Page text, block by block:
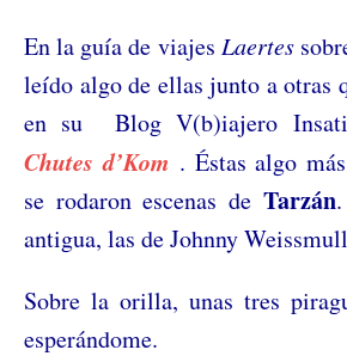
En la guía de viajes Laertes
leído algo de ellas junto a otras
en su Blog V(b)iajero
Chutes d’Kom . Éstas algo
se rodaron escenas de Tarzán
antigua, las de Johnny
Sobre la orilla, unas tres
esperándome.